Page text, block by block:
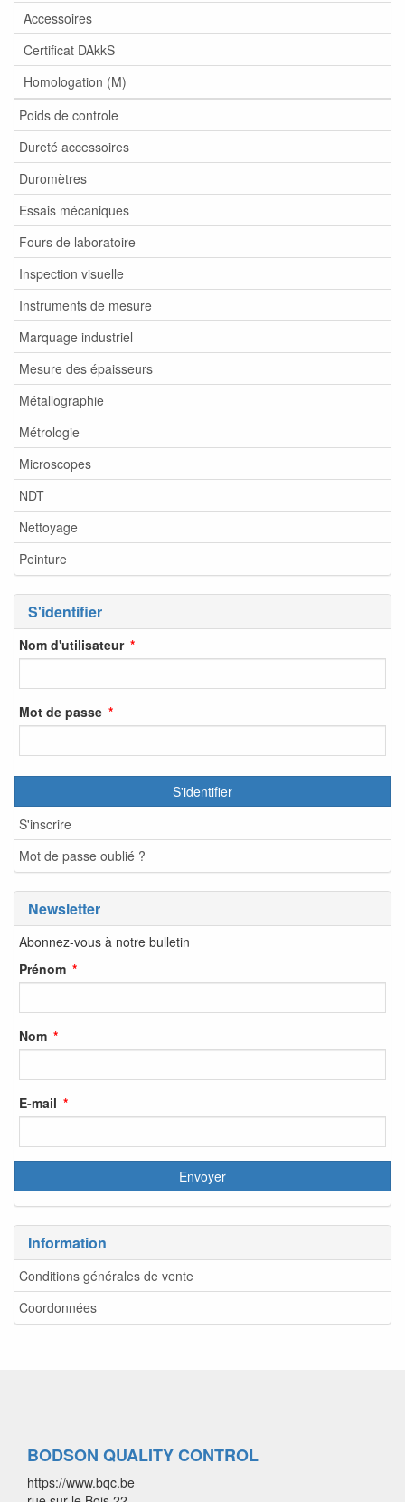
Accessoires
Certificat DAkkS
Homologation (M)
Poids de controle
Dureté accessoires
Duromètres
Essais mécaniques
Fours de laboratoire
Inspection visuelle
Instruments de mesure
Marquage industriel
Mesure des épaisseurs
Métallographie
Métrologie
Microscopes
NDT
Nettoyage
Peinture
S'identifier
Nom d'utilisateur
Mot de passe
S'identifier
S'inscrire
Mot de passe oublié ?
Newsletter
Abonnez-vous à notre bulletin
Prénom
Nom
E-mail
Information
Conditions générales de vente
Coordonnées
BODSON QUALITY CONTROL
https://www.bqc.be